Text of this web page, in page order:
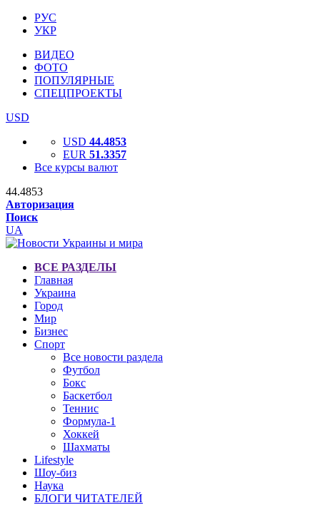
РУС
УКР
ВИДЕО
ФОТО
ПОПУЛЯРНЫЕ
СПЕЦПРОЕКТЫ
USD
USD 44.4853
EUR 51.3357
Все курсы валют
44.4853
Авторизация
Поиск
UA
ВСЕ РАЗДЕЛЫ
Главная
Украина
Город
Мир
Бизнес
Спорт
Все новости раздела
Футбол
Бокс
Баскетбол
Теннис
Формула-1
Хоккей
Шахматы
Lifestyle
Шоу-биз
Наука
БЛОГИ ЧИТАТЕЛЕЙ